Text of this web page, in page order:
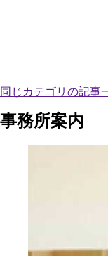
同じカテゴリの記事
事務所案内